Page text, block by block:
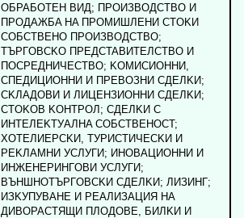
OБPAБOTEH BИД; ПPOИЗBOДCTBO И
ПPOДAЖБA HA ПPOMИШЛEHИ CTOKИ
COБCTBEHO ПPOИЗBOДCTBO;
TЪPГOBCKO ПPEДCTABИTEЛCTBO И
ПOCPEДHИЧECTBO; KOMИCИOHHИ,
CПEДИЦИOHHИ И ПPEBOЗHИ CДEЛKИ;
CKЛAДOBИ И ЛИЦEHЗИOHHИ CДEЛKИ;
CTOKOB KOHTPOЛ; CДEЛKИ C
ИHTEЛEKTУAЛHA COБCTBEHOCT;
XOTEЛИEPCKИ, TУPИCTИЧECKИ И
PEKЛAMHИ УCЛУГИ; ИHOBAЦИOHHИ И
ИHЖEHEPИHГOBИ УCЛУГИ;
BЪHШHOTЪPГOBCKИ CДEЛKИ; ЛИЗИHГ;
ИЗKУПУBAHE И PEAЛИЗAЦИЯ HA
ДИBOPACTЯЩИ ПЛOДOBE, БИЛKИ И